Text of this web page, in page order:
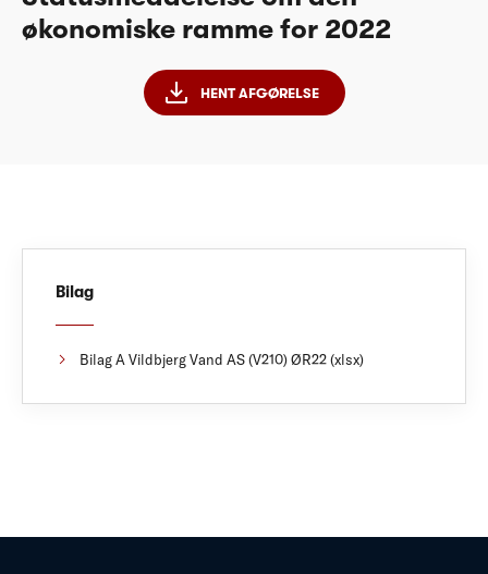
økonomiske ramme for 2022
HENT AFGØRELSE
Bilag
Bilag A Vildbjerg Vand AS (V210) ØR22 (xlsx)